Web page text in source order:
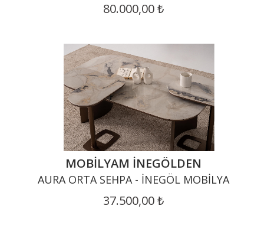
80.000,00 ₺
MOBILYAM İNEGÖLDEN
AURA ORTA SEHPA - İNEGÖL MOBILYA
37.500,00 ₺